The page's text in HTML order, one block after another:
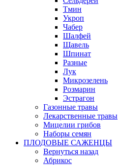
Тмин
Укроп
Чабер
Шалфей
Щавель
Шпинат
Разные
Лук
Микрозелень
Розмарин
Эстрагон
Газонные травы
Лекарственные травы
Мицелии грибов
Наборы семян
ПЛОДОВЫЕ САЖЕНЦЫ
Вернуться назад
Абрикос